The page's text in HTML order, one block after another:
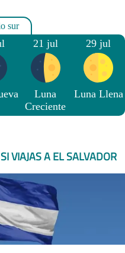
21 jul
Luna
Creciente
29 jul
Luna Llena
VIAJAS A EL SALVADOR